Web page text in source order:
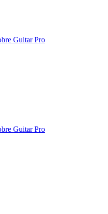
Guitar Pro
Guitar Pro